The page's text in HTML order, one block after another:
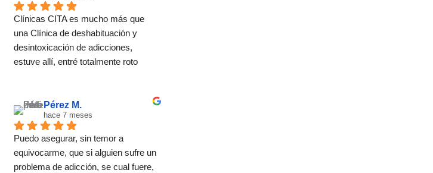
físico como mental en el que las
adicciones no tienen cabida. Para
ello cuentan con un equipo óptimo de
terapeutas que acompañan durante
desintoxicarme y he salido con la
perspectiva de una nueva vida
mucho más plena.
Clínicas CITA es mucho más que
una Clínica de deshabituación y
desintoxicación de adicciones,
estuve allí, entré totalmente roto
que era imposible salir adelante con
mi vida.
Con el transcurso del tratamiento
individual y grupal que me ofrecieron
he vuelto a ver la luz ✨✨✨
Pérez M.
hace 7 meses
Puedo asegurar, sin temor a
equivocarme, que si alguien sufre un
problema de adicción, se cual fuere,